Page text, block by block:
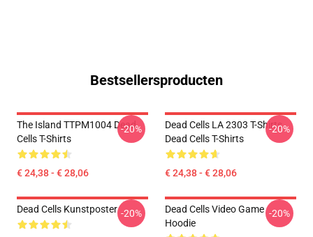
Bestsellersproducten
The Island TTPM1004 Dead
Cells T-Shirts
€ 24,38 - € 28,06
-20%
Dead Cells LA 2303 T-Shirts
Dead Cells T-Shirts
€ 24,38 - € 28,06
-20%
Dead Cells Kunstposter -20%
Dead Cells Video Game
Hoodie
-20%